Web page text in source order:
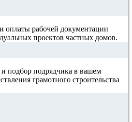
оплаты рабочей документации
проектов частных домов.
подбор подрядчика в вашем
грамотного строительства